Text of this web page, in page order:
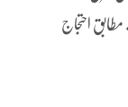
احتجاج